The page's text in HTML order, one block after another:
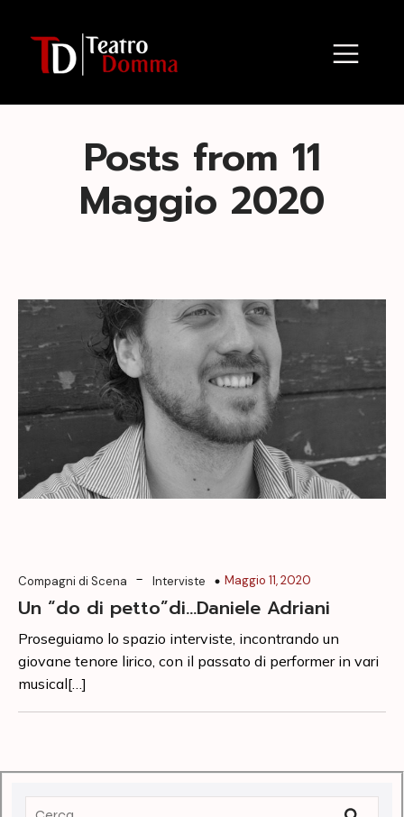
Posts from 11
Maggio 2020
Compagni di Scena - Interviste Maggio 11, 2020
Un “do di petto”di…Daniele Adriani
Proseguiamo lo spazio interviste, incontrando un
giovane tenore lirico, con il passato di performer in vari
musical[…]